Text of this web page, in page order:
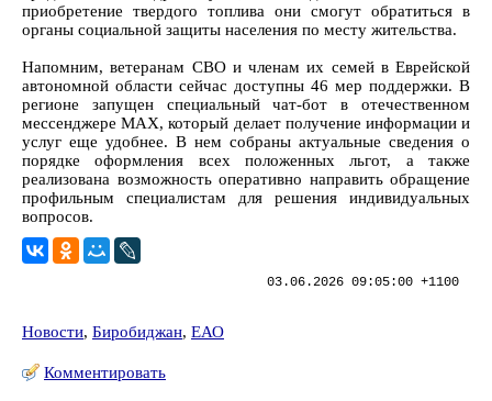
приобретение твердого топлива они смогут обратиться в
органы социальной защиты населения по месту жительства.
Напомним, ветеранам СВО и членам их семей в Еврейской
автономной области сейчас доступны 46 мер поддержки. В
регионе запущен специальный чат-бот в отечественном
мессенджере МАХ, который делает получение информации и
услуг еще удобнее. В нем собраны актуальные сведения о
порядке оформления всех положенных льгот, а также
реализована возможность оперативно направить обращение
профильным специалистам для решения индивидуальных
вопросов.
03.06.2026 09:05:00 +1100
Новости, Биробиджан, ЕАО
Комментировать